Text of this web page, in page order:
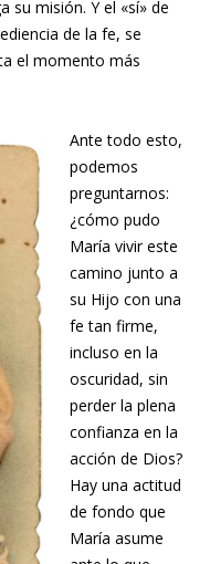
su misión. Y el «sí» de
de la fe, se
el momento más
Ante todo esto,
podemos
preguntarnos:
¿cómo pudo
María vivir este
camino junto a
su Hijo con una
fe tan firme,
incluso en la
oscuridad, sin
perder la plena
confianza en la
acción de Dios?
Hay una actitud
de fondo que
María asume